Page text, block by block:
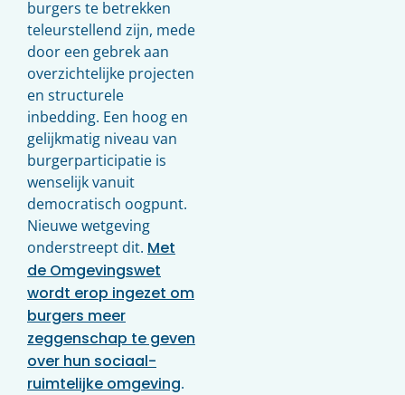
burgers te betrekken
teleurstellend zijn, mede
door een gebrek aan
overzichtelijke projecten
en structurele
inbedding. Een hoog en
gelijkmatig niveau van
burgerparticipatie is
wenselijk vanuit
democratisch oogpunt.
Nieuwe wetgeving
onderstreept dit. Met
de Omgevingswet
wordt erop ingezet om
burgers meer
zeggenschap te geven
over hun sociaal-
ruimtelijke omgeving.